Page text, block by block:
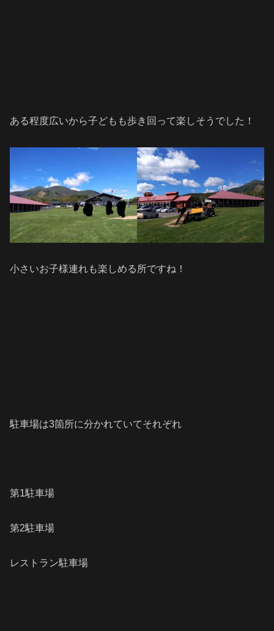
ある程度広いから子どもも歩き回って楽しそうでした！
小さいお子様連れも楽しめる所ですね！
駐車場は3箇所に分かれていてそれぞれ
第1駐車場
第2駐車場
レストラン駐車場